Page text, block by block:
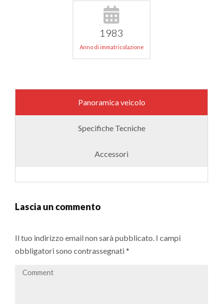
1983
Anno di immatricolazione
Panoramica veicolo
Specifiche Tecniche
Accessori
Lascia un commento
Il tuo indirizzo email non sarà pubblicato. I campi
obbligatori sono contrassegnati*